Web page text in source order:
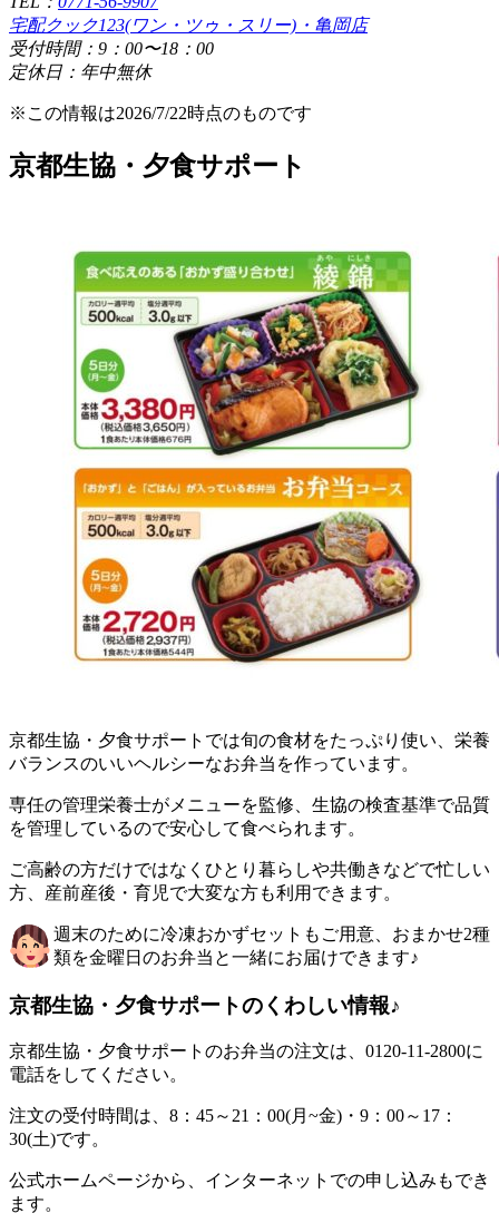
宅配クック123(ワン・ツゥ・スリー)・亀岡店
受付時間：9：00〜18：00
定休日：年中無休
※この情報は2026/7/22時点のものです
京都生協・夕食サポート
京都生協・夕食サポートでは旬の食材をたっぷり使い、栄養
バランスのいいヘルシーなお弁当を作っています。
専任の管理栄養士がメニューを監修、生協の検査基準で品質
を管理しているので安心して食べられます。
ご高齢の方だけではなくひとり暮らしや共働きなどで忙しい
方、産前産後・育児で大変な方も利用できます。
週末のために冷凍おかずセットもご用意、おまかせ2種
類を金曜日のお弁当と一緒にお届けできます♪
京都生協・夕食サポートのくわしい情報♪
京都生協・夕食サポートのお弁当の注文は、0120-11-2800に
電話をしてください。
注文の受付時間は、8：45～21：00(月~金)・9：00～17：
30(土)です。
公式ホームページから、インターネットでの申し込みもでき
ます。